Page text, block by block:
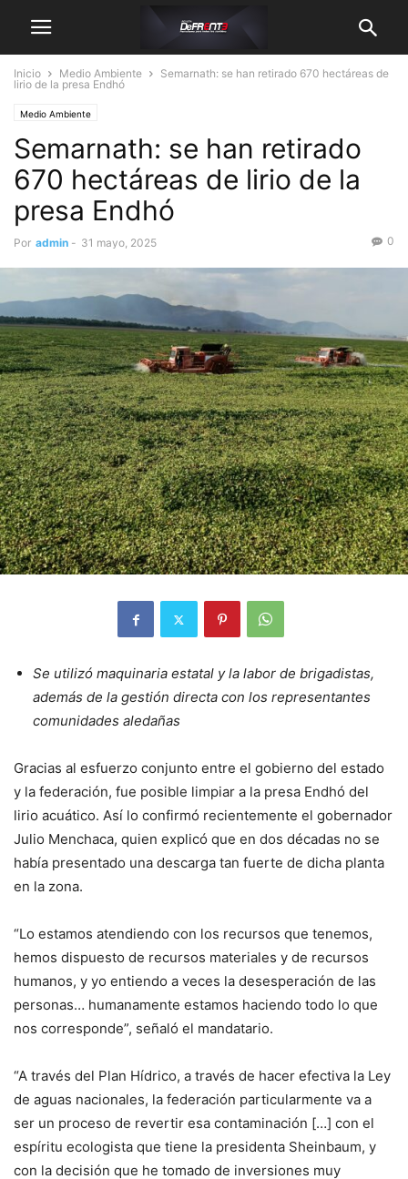
Inicio Medio Ambiente
Semarnath: se han retirado 670 hectáreas de
lirio de la presa Endhó
Medio Ambiente
Semarnath: se han retirado
670 hectáreas de lirio de la
presa Endhó
Por admin - 31 mayo, 2025 0
Se utilizó maquinaria estatal y la labor de brigadistas,
además de la gestión directa con los representantes
comunidades aledañas
Gracias al esfuerzo conjunto entre el gobierno del estado
y la federación, fue posible limpiar a la presa Endhó del
lirio acuático. Así lo confirmó recientemente el gobernador
Julio Menchaca, quien explicó que en dos décadas no se
había presentado una descarga tan fuerte de dicha planta
en la zona.
“Lo estamos atendiendo con los recursos que tenemos,
hemos dispuesto de recursos materiales y de recursos
humanos, y yo entiendo a veces la desesperación de las
personas… humanamente estamos haciendo todo lo que
nos corresponde”, señaló el mandatario.
“A través del Plan Hídrico, a través de hacer efectiva la Ley
de aguas nacionales, la federación particularmente va a
ser un proceso de revertir esa contaminación […] con el
espíritu ecologista que tiene la presidenta Sheinbaum, y
con la decisión que he tomado de inversiones muy